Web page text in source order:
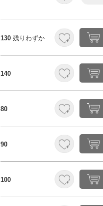
130 残りわずか
140
80
90
100